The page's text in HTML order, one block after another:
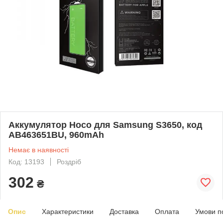
Аккумулятор Hoco для Samsung S3650, код
AB463651BU, 960mAh
Немає в наявності
Код: 13193
Роздріб
302 ₴
Опис Характеристики Доставка Оплата Умови